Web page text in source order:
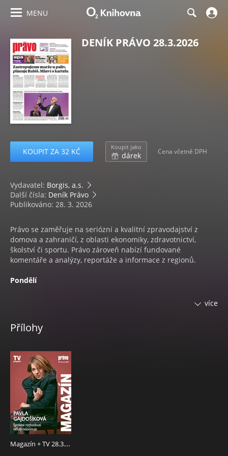
MENU
DENÍK PRÁVO 28.3.2026
KOUPIT ZA 32 KČ Koupit jako
dárek Cena včetně DPH
Vydavatel: Borgis, a.s.
Další čísla: Deník Právo
Publikováno: 28. 3. 2026
Právo se zaměřuje na seriózní a kvalitní zpravodajství z
domova a zahraničí, z oblasti ekonomiky, zdravotnictví,
školství či sportu. Právo zároveň nabízí fundované
komentáře a analýzy, reportáže a informace z regionů.
Pondělí
Stálá pondělní příloha obsahuje rozšířené
novinkách ze světa celebrit a všem co hýbe společností.
fotografování a audiovizuální techniky.
Úterý
STYL PRO ŽENYStyl je časopis především pro ženy, ale
nejen pro ně. Překvapí zajímavými rozhovory s osobnostmi
ze šoubyznysu, vědy, umění, sportu i dalších oborů.
Inspiruje příběhy žen, jež se dokázaly poprat s osudem.
Nabízí nejnovější trendy ze světa módy i kosmetiky, ale i
báječné recepty pro začátečníky i pokročilé, které pro nás
více
Přílohy
Magazín + TV 28.3.2026